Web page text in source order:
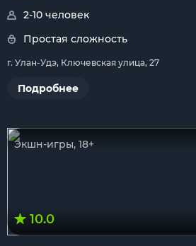
2-10 человек
Простая сложность
г. Улан-Удэ, Ключевская улица, 27
Подробнее
Экшн-игры, 18+
10.0